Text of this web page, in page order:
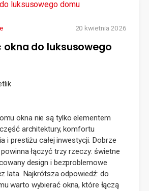
20 kwietnia 2026
do luksusowego
okna nie są tylko elementem
architektury, komfortu
i prestiżu całej inwestycji. Dobrze
łączyć trzy rzeczy: świetne
design i bezproblemowe
lata. Najkrótsza odpowiedź: do
warto wybierać okna, które łączą